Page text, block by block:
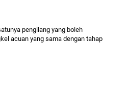
pengilang yang boleh
acuan yang sama dengan tahap